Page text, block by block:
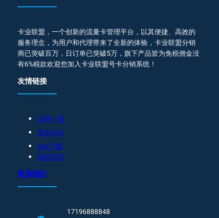
卡业联盟，一个创新的流量卡管理平台，以其便捷、高效的
服务理念，为用户和代理带来了全新的体验，卡业联盟分销
商已突破百万，日订单已突破5万，旗下产品皆为免税佣金没
有6%税款欢迎您加入卡业联盟号卡分销系统！
友情链接
注册一级
登录后台
app下载
回到首页
联系我们
17196888848